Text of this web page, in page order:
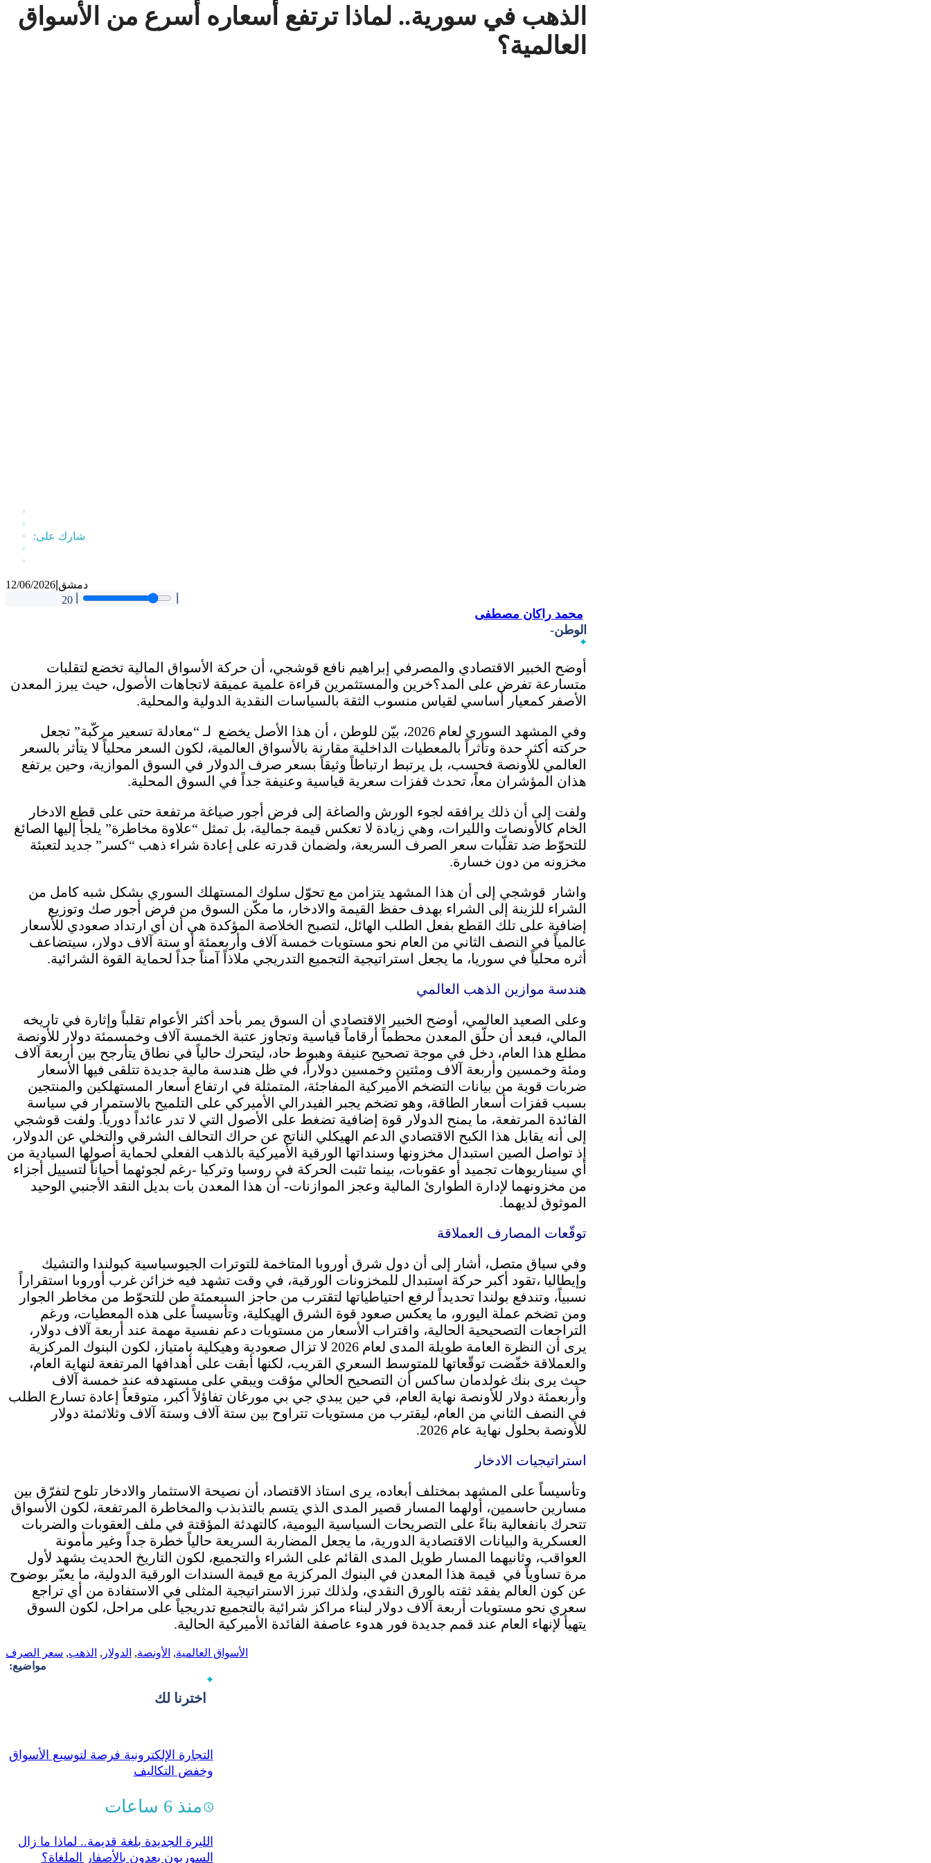
الذهب في سورية.. لماذا ترتفع أسعاره أسرع من الأسواق
العالمية؟
12/06/2026 دمشق
20
محمد راكان مصطفى
الوطن-
أوضح الخبير الاقتصادي والمصرفي إبراهيم نافع قوشجي، أن حركة الأسواق المالية تخضع لتقلبات
متسارعة تفرض على المد؟خرين والمستثمرين قراءة علمية عميقة لاتجاهات الأصول، حيث يبرز المعدن
الأصفر كمعيار أساسي لقياس منسوب الثقة بالسياسات النقدية الدولية والمحلية.
وفي المشهد السوري لعام 2026، بيّن للوطن ، أن هذا الأصل يخضع لـ “معادلة تسعير مركّبة” تجعل
حركته أكثر حدة وتأثراً بالمعطيات الداخلية مقارنة بالأسواق العالمية، لكون السعر محلياً لا يتأثر بالسعر
العالمي للأونصة فحسب، بل يرتبط ارتباطاً وثيقاً بسعر صرف الدولار في السوق الموازية، وحين يرتفع
هذان المؤشران معاً، تحدث قفزات سعرية قياسية وعنيفة جداً في السوق المحلية.
ولفت إلى أن ذلك يرافقه لجوء الورش والصاغة إلى فرض أجور صياغة مرتفعة حتى على قطع الادخار
الخام كالأونصات والليرات، وهي زيادة لا تعكس قيمة جمالية، بل تمثل “علاوة مخاطرة” يلجأ إليها الصائغ
للتحوّط ضد تقلّبات سعر الصرف السريعة، ولضمان قدرته على إعادة شراء ذهب “كسر” جديد لتعبئة
مخزونه من دون خسارة.
واشار قوشجي إلى أن هذا المشهد يتزامن مع تحوّل سلوك المستهلك السوري بشكل شبه كامل من
الشراء للزينة إلى الشراء بهدف حفظ القيمة والادخار، ما مكّن السوق من فرض أجور صك وتوزيع
إضافية على تلك القطع بفعل الطلب الهائل، لتصبح الخلاصة المؤكدة هي أن أي ارتداد صعودي للأسعار
عالمياً في النصف الثاني من العام نحو مستويات خمسة آلاف وأربعمئة أو ستة آلاف دولار، سيتضاعف
أثره محلياً في سوريا، ما يجعل استراتيجية التجميع التدريجي ملاذاً آمناً جداً لحماية القوة الشرائية.
هندسة موازين الذهب العالمي
وعلى الصعيد العالمي، أوضح الخبير الاقتصادي أن السوق يمر بأحد أكثر الأعوام تقلباً وإثارة في تاريخه
المالي، فبعد أن حلّق المعدن محطماً أرقاماً قياسية وتجاوز عتبة الخمسة آلاف وخمسمئة دولار للأونصة
مطلع هذا العام، دخل في موجة تصحيح عنيفة وهبوط حاد، ليتحرك حالياً في نطاق يتأرجح بين أربعة آلاف
ومئة وخمسين وأربعة آلاف ومئتين وخمسين دولاراً، في ظل هندسة مالية جديدة تتلقى فيها الأسعار
ضربات قوية من بيانات التضخم الأميركية المفاجئة، المتمثلة في ارتفاع أسعار المستهلكين والمنتجين
بسبب قفزات أسعار الطاقة، وهو تضخم يجبر الفيدرالي الأميركي على التلميح بالاستمرار في سياسة
الفائدة المرتفعة، ما يمنح الدولار قوة إضافية تضغط على الأصول التي لا تدر عائداً دورياً. ولفت قوشجي
إلى أنه يقابل هذا الكبح الاقتصادي الدعم الهيكلي الناتج عن حراك التحالف الشرقي والتخلي عن الدولار،
إذ تواصل الصين استبدال مخزونها وسنداتها الورقية الأميركية بالذهب الفعلي لحماية أصولها السيادية من
أي سيناريوهات تجميد أو عقوبات، بينما تثبت الحركة في روسيا وتركيا -رغم لجوئهما أحياناً لتسييل أجزاء
من مخزونهما لإدارة الطوارئ المالية وعجز الموازنات- أن هذا المعدن بات بديل النقد الأجنبي الوحيد
الموثوق لديهما.
توقّعات المصارف العملاقة
وفي سياق متصل، أشار إلى أن دول شرق أوروبا المتاخمة للتوترات الجيوسياسية كبولندا والتشيك
وإيطاليا ،تقود أكبر حركة استبدال للمخزونات الورقية، في وقت تشهد فيه خزائن غرب أوروبا استقراراً
نسبياً، وتندفع بولندا تحديداً لرفع احتياطياتها لتقترب من حاجز السبعمئة طن للتحوّط من مخاطر الجوار
ومن تضخم عملة اليورو، ما يعكس صعود قوة الشرق الهيكلية، وتأسيساً على هذه المعطيات، ورغم
التراجعات التصحيحية الحالية، واقتراب الأسعار من مستويات دعم نفسية مهمة عند أربعة آلاف دولار،
يرى أن النظرة العامة طويلة المدى لعام 2026 لا تزال صعودية وهيكلية بامتياز، لكون البنوك المركزية
والعملاقة خفّضت توقّعاتها للمتوسط السعري القريب، لكنها أبقت على أهدافها المرتفعة لنهاية العام،
حيث يرى بنك غولدمان ساكس أن التصحيح الحالي مؤقت ويبقي على مستهدفه عند خمسة آلاف
وأربعمئة دولار للأونصة نهاية العام، في حين يبدي جي بي مورغان تفاؤلاً أكبر، متوقعاً إعادة تسارع الطلب
في النصف الثاني من العام، ليقترب من مستويات تتراوح بين ستة آلاف وستة آلاف وثلاثمئة دولار
للأونصة بحلول نهاية عام 2026.
استراتيجيات الادخار
وتأسيساً على المشهد بمختلف أبعاده، يرى استاذ الاقتصاد، أن نصيحة الاستثمار والادخار تلوح لتفرّق بين
مسارين حاسمين، أولهما المسار قصير المدى الذي يتسم بالتذبذب والمخاطرة المرتفعة، لكون الأسواق
تتحرك بانفعالية بناءً على التصريحات السياسية اليومية، كالتهدئة المؤقتة في ملف العقوبات والضربات
العسكرية والبيانات الاقتصادية الدورية، ما يجعل المضاربة السريعة حالياً خطرة جداً وغير مأمونة
العواقب، وثانيهما المسار طويل المدى القائم على الشراء والتجميع، لكون التاريخ الحديث يشهد لأول
مرة تساوياً في قيمة هذا المعدن في البنوك المركزية مع قيمة السندات الورقية الدولية، ما يعبّر بوضوح
عن كون العالم يفقد ثقته بالورق النقدي، ولذلك تبرز الاستراتيجية المثلى في الاستفادة من أي تراجع
سعري نحو مستويات أربعة آلاف دولار لبناء مراكز شرائية بالتجميع تدريجياً على مراحل، لكون السوق
يتهيأ لإنهاء العام عند قمم جديدة فور هدوء عاصفة الفائدة الأميركية الحالية.
الأسواق العالمية, الأونصة, الدولار , الذهب, سعر الصرف
مواضيع:
اخترنا لك
التجارة الإلكترونية فرصة لتوسيع الأسواق
وخفض التكاليف
منذ 6 ساعات
الليرة الجديدة بلغة قديمة..‏ لماذا ما زال
السوريون يعدون بالأصفار الملغاة؟